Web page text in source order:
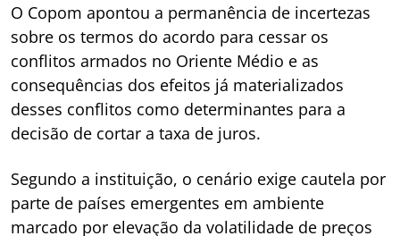
O Copom apontou a permanência de incertezas
sobre os termos do acordo para cessar os
conflitos armados no Oriente Médio e as
consequências dos efeitos já materializados
desses conflitos como determinantes para a
decisão de cortar a taxa de juros.
Segundo a instituição, o cenário exige cautela por
parte de países emergentes em ambiente
marcado por elevação da volatilidade de preços